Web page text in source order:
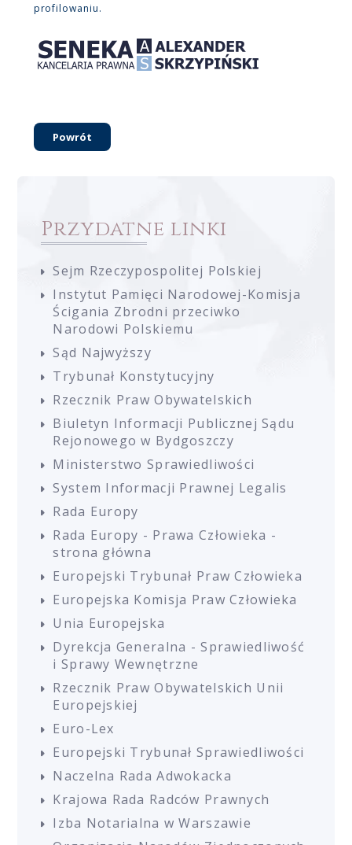
profilowaniu.
Powrót
Przydatne linki
Sejm Rzeczypospolitej Polskiej
Instytut Pamięci Narodowej-Komisja
Ścigania Zbrodni przeciwko
Narodowi Polskiemu
Sąd Najwyższy
Trybunał Konstytucyjny
Rzecznik Praw Obywatelskich
Biuletyn Informacji Publicznej Sądu
Rejonowego w Bydgoszczy
Ministerstwo Sprawiedliwości
System Informacji Prawnej Legalis
Rada Europy
Rada Europy - Prawa Człowieka -
strona główna
Europejski Trybunał Praw Człowieka
Europejska Komisja Praw Człowieka
Unia Europejska
Dyrekcja Generalna - Sprawiedliwość
i Sprawy Wewnętrzne
Rzecznik Praw Obywatelskich Unii
Europejskiej
Euro-Lex
Europejski Trybunał Sprawiedliwości
Naczelna Rada Adwokacka
Krajowa Rada Radców Prawnych
Izba Notarialna w Warszawie